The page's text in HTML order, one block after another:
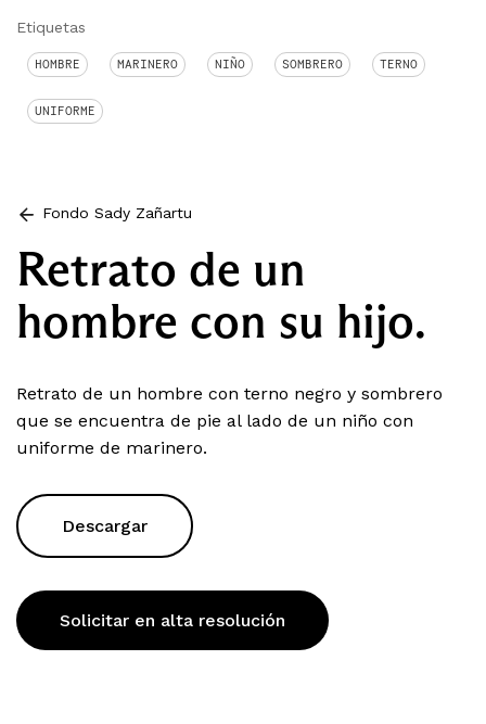
Etiquetas
HOMBRE MARINERO NIÑO SOMBRERO TERNO
UNIFORME
Fondo Sady Zañartu
Retrato de un
hombre con su hijo.
Retrato de un hombre con terno negro y sombrero
que se encuentra de pie al lado de un niño con
uniforme de marinero.
Descargar
Solicitar en alta resolución